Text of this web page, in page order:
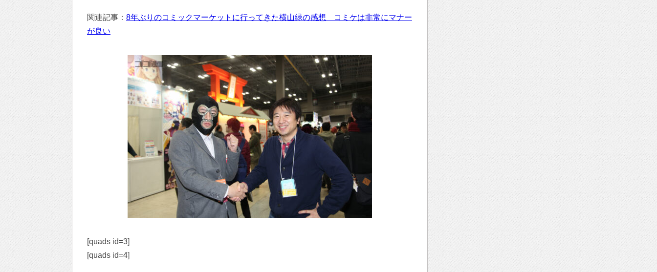
関連記事： 8年ぶりのコミックマーケットに行ってきた横山緑の感想 コミケは非常にマナー
が良い
[quads id=3]
[quads id=4]